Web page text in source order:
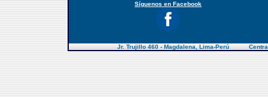
Síguenos en Facebook
Jr. Trujillo 460 - Magdalena, Lima-Perú